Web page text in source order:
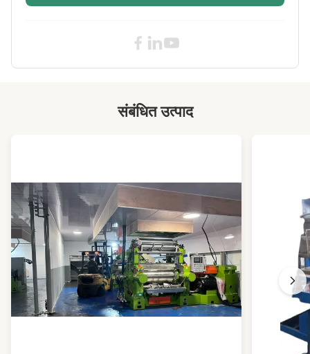
संबंधित उत्पाद